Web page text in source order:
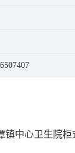
中心卫生院